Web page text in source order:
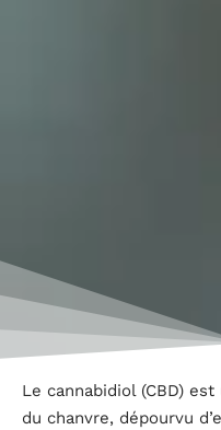
Le cannabidiol (CBD)
du chanvre, dépourvu